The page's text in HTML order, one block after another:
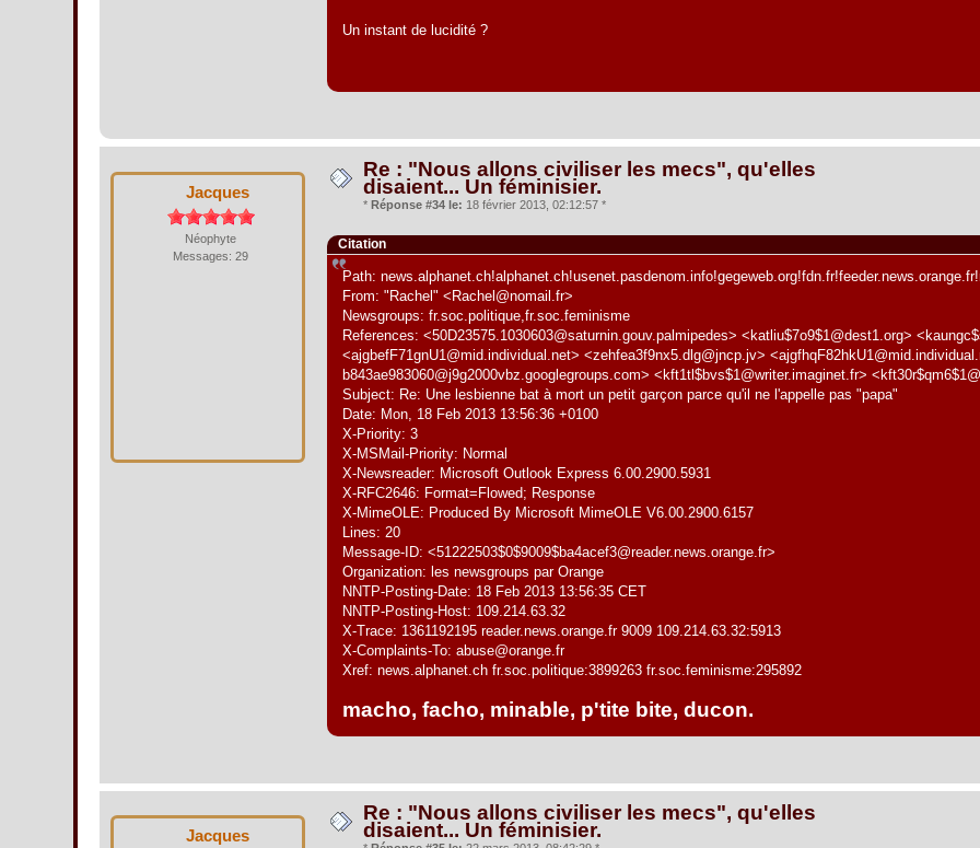
Un instant de lucidité ?
Jacques
Néophyte
Messages: 29
Re : "Nous allons civiliser les mecs", qu'elles
disaient... Un féminisier.
* Réponse #34 le: 18 février 2013, 02:12:57 *
Citation
Path:
From: "Rachel" <Rachel@nomail.fr>
Newsgroups: fr.soc.politique,fr.soc.feminisme
References: <50D23575.1030603@saturnin.gouv.palmipedes> <katliu$7o9$1@dest1.org>
<ajgbefF71gnU1@mid.individual.net> <zehfea3f9nx5.dlg@jncp.jv>
b843ae983060@j9g2000vbz.googlegroups.com> <kft1tl$bvs$1@writer.imaginet.fr>
Subject: Re: Une lesbienne bat à mort un petit garçon parce qu'il ne l'appelle pas "papa"
Date: Mon, 18 Feb 2013 13:56:36 +0100
X-Priority: 3
X-MSMail-Priority: Normal
X-Newsreader: Microsoft Outlook Express 6.00.2900.5931
X-RFC2646: Format=Flowed; Response
X-MimeOLE: Produced By Microsoft MimeOLE V6.00.2900.6157
Lines: 20
Message-ID: <51222503$0$9009$ba4acef3@reader.news.orange.fr>
Organization: les newsgroups par Orange
NNTP-Posting-Date: 18 Feb 2013 13:56:35 CET
NNTP-Posting-Host: 109.214.63.32
X-Trace: 1361192195 reader.news.orange.fr 9009 109.214.63.32:5913
X-Complaints-To: abuse@orange.fr
Xref: news.alphanet.ch fr.soc.politique:3899263 fr.soc.feminisme:295892
macho, facho, minable, p'tite bite, ducon.
Jacques
Re : "Nous allons civiliser les mecs", qu'elles
disaient... Un féminisier.